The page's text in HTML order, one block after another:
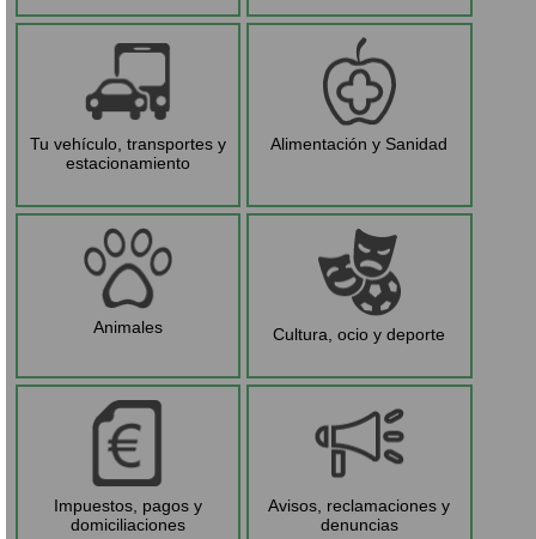
Tu vehículo, transportes y
estacionamiento
Alimentación y Sanidad
Animales Cultura, ocio y deporte
Impuestos, pagos y
domiciliaciones
Avisos, reclamaciones y
denuncias